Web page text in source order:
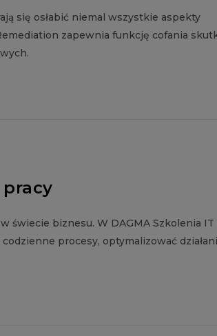
się osłabić niemal wszystkie aspekty
zapewnia funkcję cofania
świecie biznesu. W DAGMA Szkolenia IT
procesy, optymalizować